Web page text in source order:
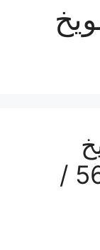
السكنية / 56585547 /